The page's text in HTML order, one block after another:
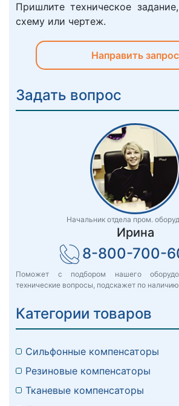
Пришлите техническое
схему или чертеж.
Направить запрос
Задать вопрос
Начальник отдела пром.
Ирина
8-800-700-
Поможет с подбором нашего
технические вопросы, подскажет по
Категории товаров
Сильфонные компенсаторы
Резиновые компенсаторы
Тканевые компенсаторы